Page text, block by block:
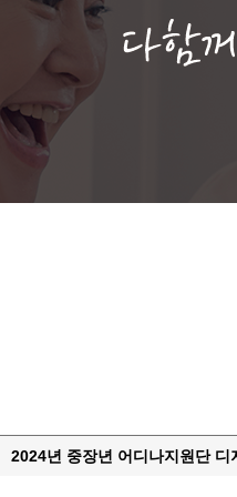
2024년 중장년 어디나지원단 디